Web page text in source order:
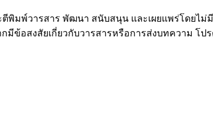
ตีพิมพ์วารสาร พัฒนา สนับสนุน และเผยแพร่โดยไม่
มีข้อสงสัยเกี่ยวกับวารสารหรือการส่งบทความ โป